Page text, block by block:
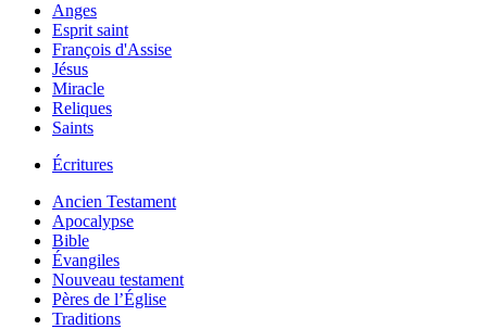
Anges
Esprit saint
François d'Assise
Jésus
Miracle
Reliques
Saints
Écritures
Ancien Testament
Apocalypse
Bible
Évangiles
Nouveau testament
Pères de l’Église
Traditions